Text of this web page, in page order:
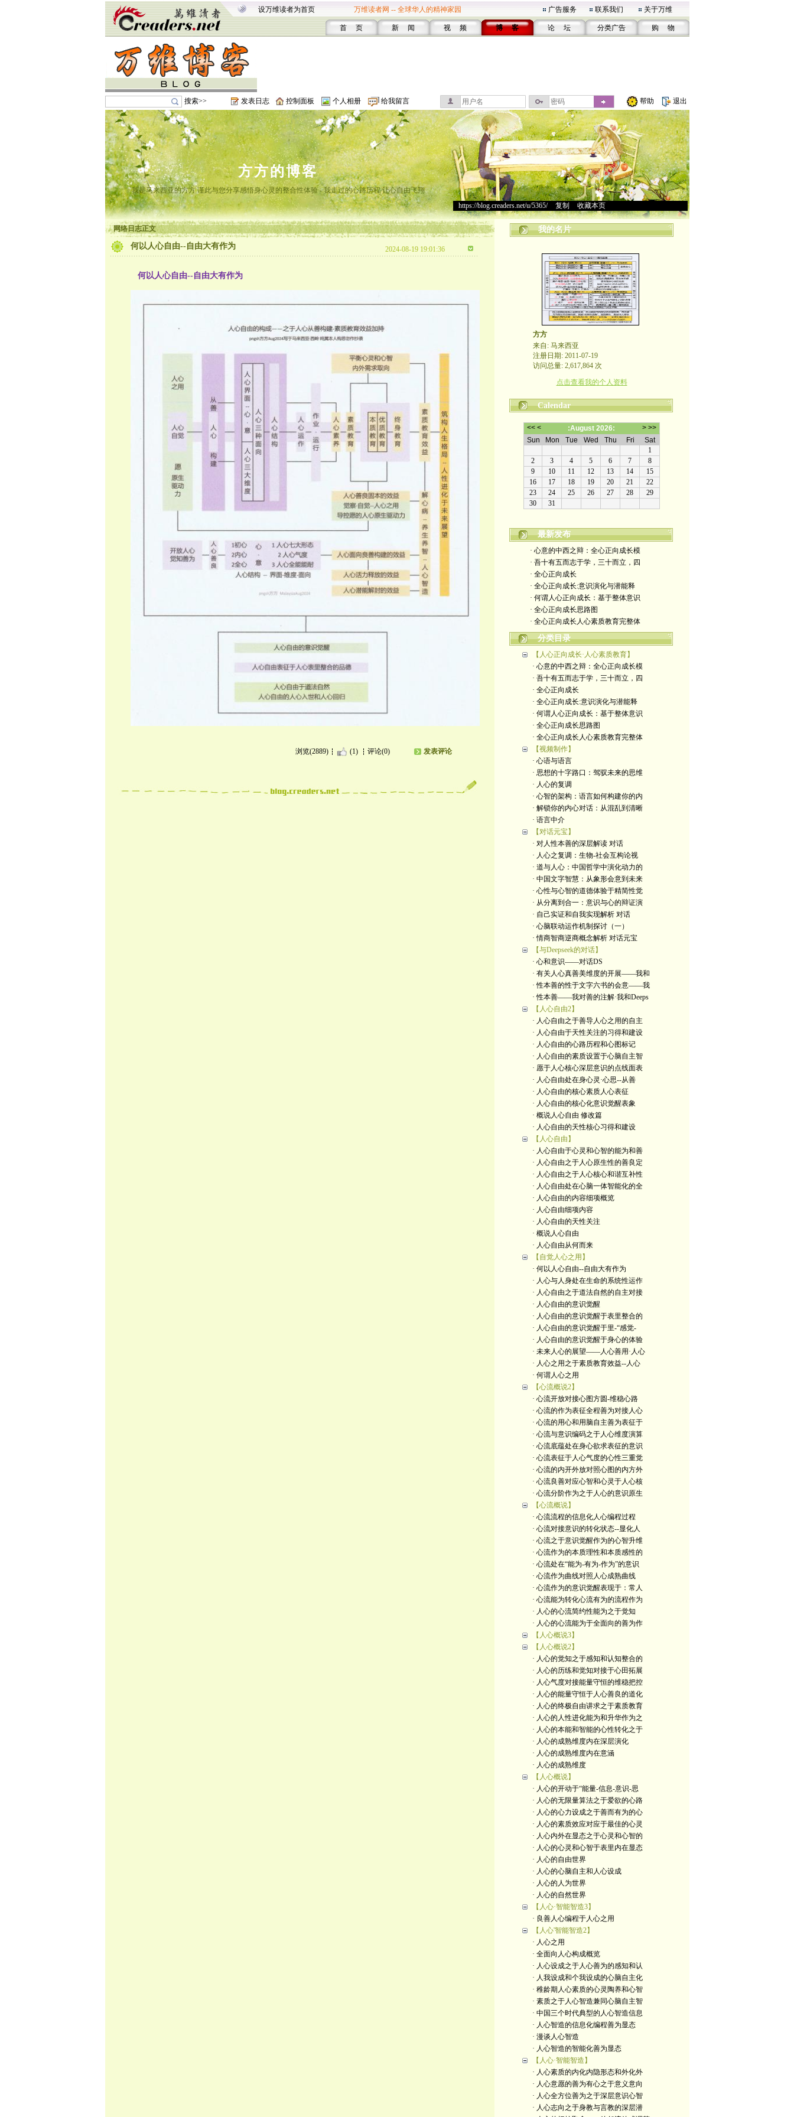
设万维读者为首页 万维读者网 -- 全球华人的精神家园 广告服务 联系我们 关于万维
首 页 新 闻 视 频 博 客 论 坛 分类广告 购 物
搜索>> 发表日志 控制面板 个人相册 给我留言 帮助 退出
方方的博客
我是马来西亚的方方 谨此与您分享感悟身心灵的整合性体验 - 我走过的心路历程 让心自由飞翔
https://blog.creaders.net/u/5365/> 复制 收藏本页
网络日志正文
何以人心自由--自由大有作为 2024-08-19 19:01:36
何以人心自由--自由大有作为
浏览(2889) (1) 评论(0) 发表评论
我的名片
方方
来自: 马来西亚
注册日期: 2011-07-19
访问总量: 2,617,864 次
点击查看我的个人资料
Calendar
最新发布
· 心意的中西之辩：全心正向成长模
· 吾十有五而志于学，三十而立，四
· 全心正向成长
· 全心正向成长:意识演化与潜能释
· 何谓人心正向成长：基于整体意识
· 全心正向成长思路图
· 全心正向成长人心素质教育完整体
分类目录
【人心正向成长·人心素质教育】
· 心意的中西之辩：全心正向成长模
· 吾十有五而志于学，三十而立，四
· 全心正向成长
· 全心正向成长:意识演化与潜能释
· 何谓人心正向成长：基于整体意识
· 全心正向成长思路图
· 全心正向成长人心素质教育完整体
【视频制作】
· 心语与语言
· 思想的十字路口：驾驭未来的思维
· 人心的复调
· 心智的架构：语言如何构建你的内
· 解锁你的内心对话：从混乱到清晰
· 语言中介
【对话元宝】
· 对人性本善的深层解读 对话
· 人心之复调：生物-社会互构论视
· 道与人心：中国哲学中演化动力的
· 中国文字智慧：从象形会意到未来
· 心性与心智的道德体验于精简性觉
· 从分离到合一：意识与心的辩证演
· 自己实证和自我实现解析 对话
· 心脑联动运作机制探讨（一）
· 情商智商逆商概念解析 对话元宝
【与Deepseek的对话】
· 心和意识——对话DS
· 有关人心真善美维度的开展——我和
· 性本善的性于文字六书的会意——我
· 性本善——我对善的注解·我和Deeps
【人心自由2】
· 人心自由之于善导人心之用的自主
· 人心自由于天性关注的习得和建设
· 人心自由的心路历程和心图标记
· 人心自由的素质设置于心脑自主智
· 愿于人心核心深层意识的点线面表
· 人心自由处在身心灵·心思--从善
· 人心自由的核心素质人心表征
· 人心自由的核心化意识觉醒表象
· 概说人心自由 修改篇
· 人心自由的天性核心习得和建设
【人心自由】
· 人心自由于心灵和心智的能为和善
· 人心自由之于人心原生性的善良定
· 人心自由之于人心核心和谐互补性
· 人心自由处在心脑一体智能化的全
· 人心自由的内容细项概览
· 人心自由细项内容
· 人心自由的天性关注
· 概说人心自由
· 人心自由从何而来
【自觉人心之用】
· 何以人心自由--自由大有作为
· 人心与人身处在生命的系统性运作
· 人心自由之于道法自然的自主对接
· 人心自由的意识觉醒
· 人心自由的意识觉醒于表里整合的
· 人心自由的意识觉醒于里-“感觉-
· 人心自由的意识觉醒于身心的体验
· 未来人心的展望——人心善用·人心
· 人心之用之于素质教育效益--人心
· 何谓人心之用
【心流概说2】
· 心流开放对接心图方圆-维稳心路
· 心流的作为表征全程善为对接人心
· 心流的用心和用脑自主善为表征于
· 心流与意识编码之于人心维度演算
· 心流底蕴处在身心欲求表征的意识
· 心流表征于人心气度的心性三重觉
· 心流的内开外放对照心图的内方外
· 心流良善对应心智和心灵于人心核
· 心流分阶作为之于人心的意识原生
【心流概说】
· 心流流程的信息化人心编程过程
· 心流对接意识的转化状态--显化人
· 心流之于意识觉醒作为的心智升维
· 心流作为的本质理性和本质感性的
· 心流处在“能为-有为-作为”的意识
· 心流作为曲线对照人心成熟曲线
· 心流作为的意识觉醒表现于：常人
· 心流能为转化心流有为的流程作为
· 人心的心流简约性能为之于觉知
· 人心的心流能为于全面向的善为作
【人心概说3】
【人心概说2】
· 人心的觉知之于感知和认知整合的
· 人心的历练和觉知对接于心田拓展
· 人心气度对接能量守恒的维稳把控
· 人心的能量守恒于人心善良的道化
· 人心的终极自由讲求之于素质教育
· 人心的人性进化能为和升华作为之
· 人心的本能和智能的心性转化之于
· 人心的成熟维度内在深层演化
· 人心的成熟维度内在意涵
· 人心的成熟维度
【人心概说】
· 人心的开动于“能量-信息-意识-思
· 人心的无限量算法之于爱欲的心路
· 人心的心力设成之于善而有为的心
· 人心的素质效应对应于最佳的心灵
· 人心内外在显态之于心灵和心智的
· 人心的心灵和心智于表里内在显态
· 人心的自由世界
· 人心的心脑自主和人心设成
· 人心的人为世界
· 人心的自然世界
【人心·智能智造3】
· 良善人心编程于人心之用
【人心'智能智造2】
· 人心之用
· 全面向人心构成概览
· 人心设成之于人心善为的感知和认
· 人我设成和个我设成的心脑自主化
· 稚龄期人心素质的心灵陶养和心智
· 素质之于人心智造兼同心脑自主智
· 中国三个时代典型的人心智造信息
· 人心智造的信息化编程善为显态
· 漫谈人心智造
· 人心智造的智能化善为显态
【人心·智能智造】
· 人心素质的内化内隐形态和外化外
· 人心意愿的善为有心之于意义意向
· 人心全方位善为之于深层意识心智
· 人心志向之于身教与言教的深层潜